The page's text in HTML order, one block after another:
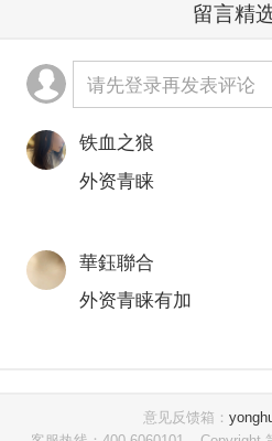
有了意愿，还需要有
比如交通是否便利、
是一些主题乐园类
有便利交通与配套餐
客。而上海的国内和
完善，可以迎来世界
是承接能力。根据上
留言精
请先登录再发表评论
铁血之狼
外资青睐
華鈺聯合
外资青睐有加
意见反馈箱：